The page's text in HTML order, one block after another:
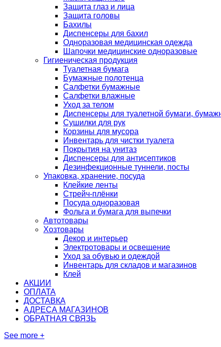
Защита глаз и лица
Защита головы
Бахилы
Диспенсеры для бахил
Одноразовая медицинская одежда
Шапочки медицинские одноразовые
Гигиеническая продукция
Туалетная бумага
Бумажные полотенца
Салфетки бумажные
Салфетки влажные
Уход за телом
Диспенсеры для туалетной бумаги,
Сушилки для рук
Корзины для мусора
Инвентарь для чистки туалета
Покрытия на унитаз
Диспенсеры для антисептиков
Дезинфекционные туннели, посты
Упаковка, хранение, посуда
Клейкие ленты
Стрейч-плёнки
Посуда одноразовая
Фольга и бумага для выпечки
Автотовары
Хозтовары
Декор и интерьер
Электротовары и освещение
Уход за обувью и одеждой
Инвентарь для складов и магазинов
Клей
АКЦИИ
ОПЛАТА
ДОСТАВКА
АДРЕСА МАГАЗИНОВ
ОБРАТНАЯ СВЯЗЬ
See more +